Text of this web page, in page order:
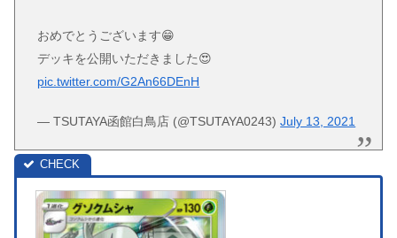
おめでとうございます😁
デッキを公開いただきました😍
pic.twitter.com/G2An66DEnH
— TSUTAYA函館白鳥店 (@TSUTAYA0243)July 13, 2021